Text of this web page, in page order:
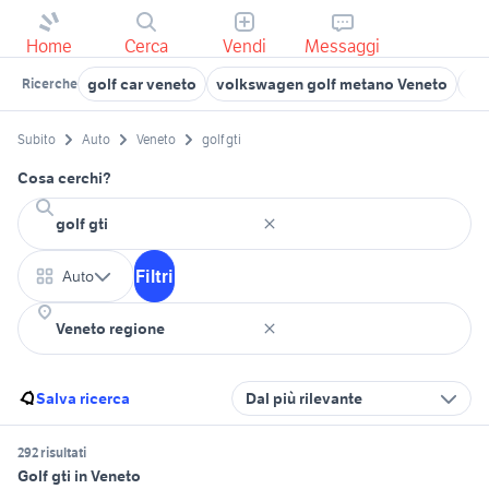
Home Cerca Vendi Messaggi
Ricerche golf car veneto volkswagen golf metano Veneto
Subito Auto Veneto golf gti
Cosa cerchi?
Auto Filtri
Salva ricerca Dal più rilevante
292 risultati
Golf gti in Veneto